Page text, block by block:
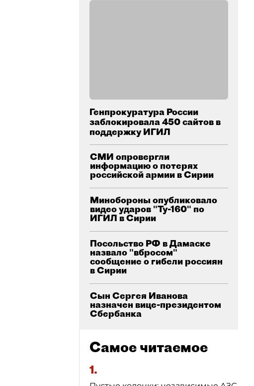
Генпрокуратура России
заблокировала 450 сайтов в
поддержку ИГИЛ
СМИ опровергли
информацию о потерях
российской армии в Сирии
Минобороны опубликовало
видео ударов "Ту-160" по
ИГИЛ в Сирии
Посольство РФ в Дамаске
назвало "вбросом"
сообщение о гибели россиян
в Сирии
Сын Сергея Иванова
назначен вице-президентом
Сбербанка
Самое читаемое
1.